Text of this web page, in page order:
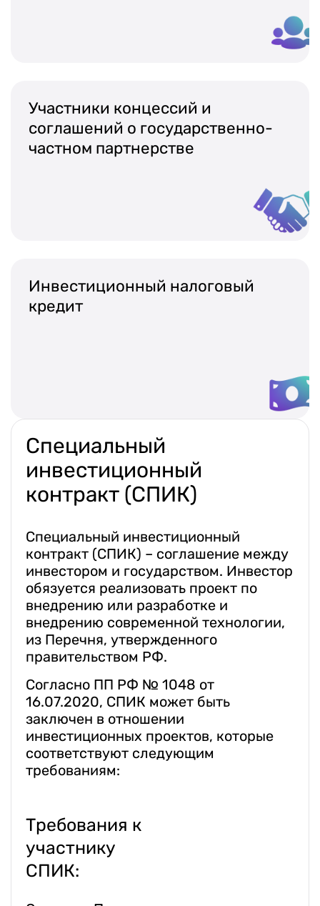
Участники концессий и
соглашений о государственно-
частном партнерстве
Инвестиционный налоговый
кредит
Специальный
инвестиционный
контракт (СПИК)
Специальный инвестиционный
контракт (СПИК) – соглашение между
инвестором и государством. Инвестор
обязуется реализовать проект по
внедрению или разработке и
внедрению современной технологии,
из Перечня, утвержденного
правительством РФ.
Согласно ПП РФ № 1048 от
16.07.2020, СПИК может быть
заключен в отношении
инвестиционных проектов, которые
соответствуют следующим
требованиям:
Требования к
участнику
СПИК: